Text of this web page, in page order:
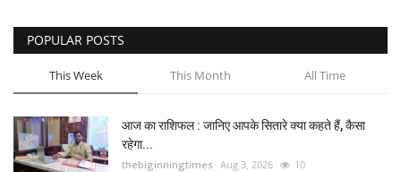
POPULAR POSTS
This Week This Month All Time
आज का राशिफल : जानिए आपके सितारे क्या कहते हैं, कैसा
रहेगा...
thebiginningtimes Aug 3, 2026 10